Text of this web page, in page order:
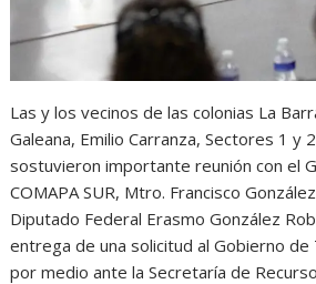
r
Las y los vecinos de las colonias La
Galeana, Emilio Carranza, Sectores 1 y
sostuvieron importante reunión con el
COMAPA SUR, Mtro. Francisco
Diputado Federal Erasmo González
entrega de una solicitud al Gobierno de
por medio ante la Secretaría de